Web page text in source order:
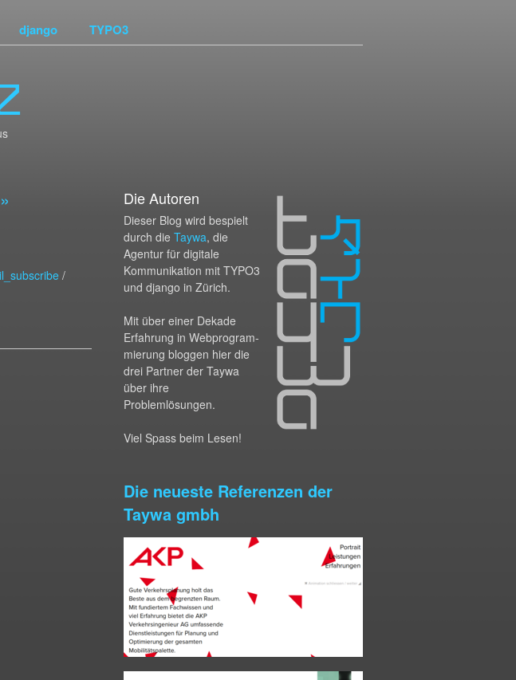
django TYPO3
/
Die Autoren
Dieser Blog wird bespielt
durch die Taywa, die
Agentur für digitale
Kommunikation mit TYPO3
und django in Zürich.
Mit über einer Dekade
Erfahrung in Webprogram­
mierung bloggen hier die
drei Partner der Taywa
über ihre
Problemlösungen.
Viel Spass beim Lesen!